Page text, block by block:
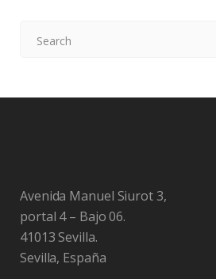
Avenida Manuel Siurot 3,
portal 4 – Bajo 06.
41013 Sevilla.
Sevilla, España